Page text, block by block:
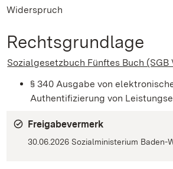
Widerspruch
Rechtsgrundlage
Sozialgesetzbuch Fünftes Buch (SGB
§ 340 Ausgabe von
Authentifizierung von
Freigabevermerk
30.06.2026 Sozialministerium Baden-